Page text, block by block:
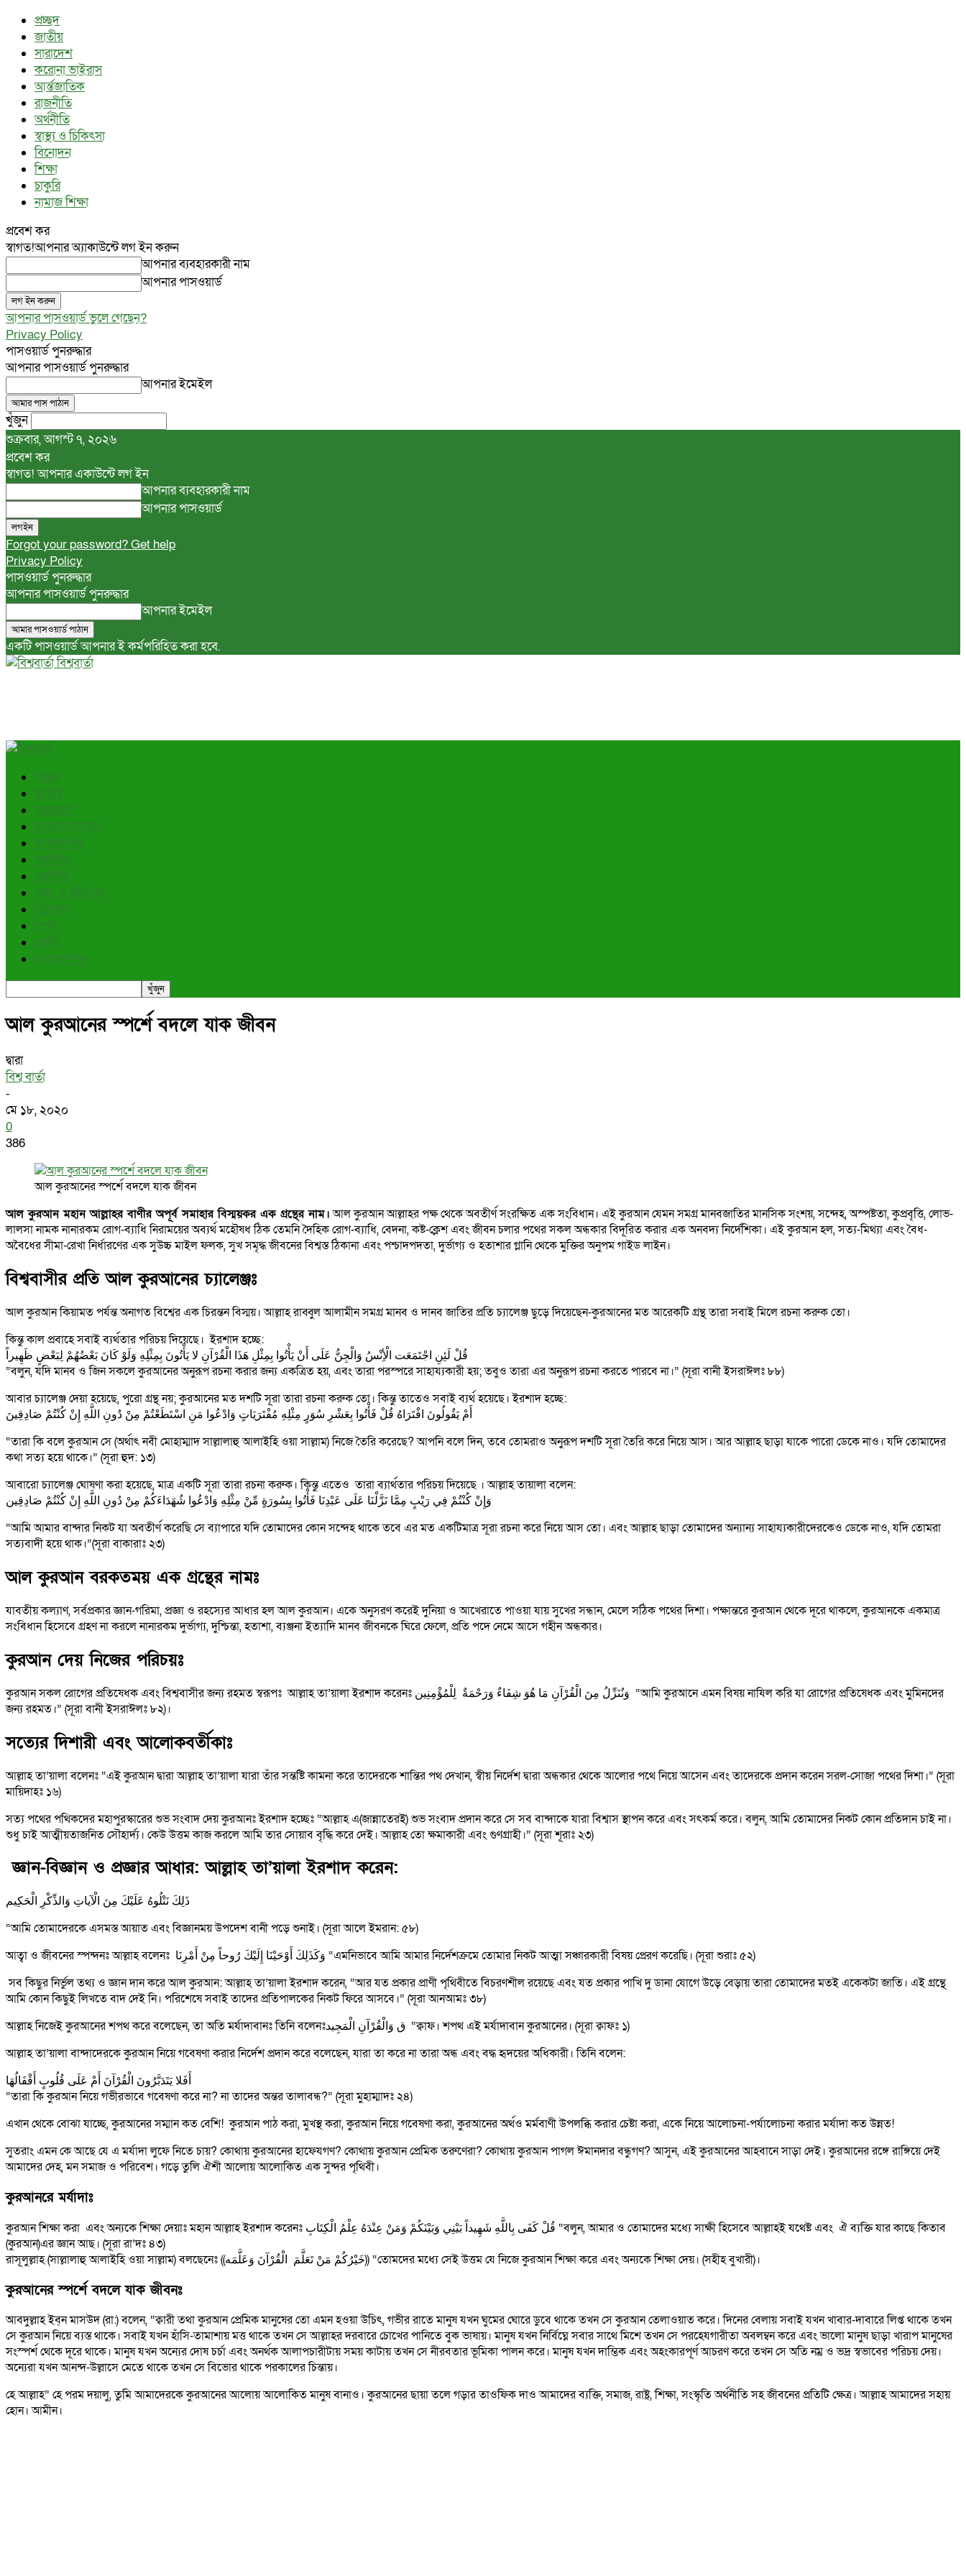
প্রচ্ছদ
জাতীয়
সারাদেশ
করোনা ভাইরাস
আর্ন্তজাতিক
রাজনীতি
অর্থনীতি
স্বাস্থ্য ও চিকিৎসা
বিনোদন
শিক্ষা
চাকুরি
নামাজ শিক্ষা
প্রবেশ কর
স্বাগত!আপনার অ্যাকাউন্টে লগ ইন করুন
আপনার ব্যবহারকারী নাম
আপনার পাসওয়ার্ড
আপনার পাসওয়ার্ড ভুলে গেছেন?
Privacy Policy
পাসওয়ার্ড পুনরুদ্ধার
আপনার পাসওয়ার্ড পুনরুদ্ধার
আপনার ইমেইল
খুঁজুন
শুক্রবার, আগস্ট ৭, ২০২৬
প্রবেশ কর
স্বাগত! আপনার একাউন্টে লগ ইন
আপনার ব্যবহারকারী নাম
আপনার পাসওয়ার্ড
Forgot your password? Get help
Privacy Policy
পাসওয়ার্ড পুনরুদ্ধার
আপনার পাসওয়ার্ড পুনরুদ্ধার
আপনার ইমেইল
একটি পাসওয়ার্ড আপনার ই কর্মপরিহিত করা হবে.
বিশ্ববার্তা
প্রচ্ছদ
জাতীয়
সারাদেশ
করোনা ভাইরাস
আর্ন্তজাতিক
রাজনীতি
অর্থনীতি
স্বাস্থ্য ও চিকিৎসা
বিনোদন
শিক্ষা
চাকুরি
নামাজ শিক্ষা
আল কুরআনের স্পর্শে বদলে যাক জীবন
দ্বারা
বিশ্ব বার্তা
-
মে ১৮, ২০২০
0
386
আল কুরআনের স্পর্শে বদলে যাক জীবন
আল কুরআন মহান আল্লাহর বাণীর অপূর্ব সমাহার বিস্ময়কর এক গ্রন্থের নাম।আল কুরআন আল্লাহর পক্ষ থেকে অবতীর্ণ সংরক্ষিত এক সংবিধান। এই কুরআন যেমন সমগ্র মানবজাতির মানসিক সংশয়, সন্দেহ, অস্পষ্টতা, কুপ্রবৃত্তি, লোভ-
লালসা নামক নানারকম রোগ-ব্যাধি নিরাময়ের অব্যর্থ মহৌষধ ঠিক তেমনি দৈহিক রোগ-ব্যাধি, বেদনা, কষ্ট-ক্লেশ এবং জীবন চলার পথের সকল অন্ধকার বিদূরিত করার এক অনবদ্য নির্দেশিকা। এই কুরআন হল, সত্য-মিথ্যা এবং বৈধ-
অবৈধের সীমা-রেখা নির্ধারণের এক সুউচ্চ মাইল ফলক, সুখ সমৃদ্ধ জীবনের বিশ্বস্ত ঠিকানা এবং পশ্চাদপদতা, দুর্ভাগ্য ও হতাশার গ্লানি থেকে মুক্তির অনুপম গাইড লাইন।
বিশ্ববাসীর প্রতি আল কুরআনের চ্যালেঞ্জঃ
আল কুরআন কিয়ামত পর্যন্ত অনাগত বিশ্বের এক চিরন্তন বিস্ময়। আল্লাহ রাব্বুল আলামীন সমগ্র মানব ও দানব জাতির প্রতি চ্যালেঞ্জ ছুড়ে দিয়েছেন-কুরআনের মত আরেকটি গ্রন্থ তারা সবাই মিলে রচনা করুক তো।
কিন্তু কাল প্রবাহে সবাই ব্যর্থতার পরিচয় দিয়েছে। ইরশাদ হচ্ছে:
قُلْ لَئِنِ اجْتَمَعَت الْأِنْسُ وَالْجِنُّ عَلَى أَنْ يَأْتُوا بِمِثْلِ هَذَا الْقُرْآنِ لا يَأْتُونَ بِمِثْلِهِ وَلَوْ كَانَ بَعْضُهُمْ لِبَعْضٍ ظَهِيراً
“বলুন, যদি মানব ও জিন সকলে কুরআনের অনুরূপ রচনা করার জন্য একত্রিত হয়, এবং তারা পরস্পরে সাহায্যকারী হয়; তবুও তারা এর অনুরূপ রচনা করতে পারবে না।” (সূরা বানী ইসরাঈলঃ ৮৮)
আবার চ্যালেঞ্জ দেয়া হয়েছে, পুরো গ্রন্থ নয়; কুরআনের মত দশটি সূরা তারা রচনা করুক তো। কিন্তু তাতেও সবাই ব্যর্থ হয়েছে। ইরশাদ হচ্ছে:
“তারা কি বলে কুরআন সে (অর্থাৎ নবী মোহাম্মাদ সাল্লালাহু আলাইহি ওয়া সাল্লাম) নিজে তৈরি করেছে? আপনি বলে দিন, তবে তোমরাও অনুরূপ দশটি সূরা তৈরি করে নিয়ে আস। আর আল্লাহ ছাড়া যাকে পারো ডেকে নাও। যদি তোমাদের
কথা সত্য হয়ে থাকে।” (সূরা হুদ: ১৩)
আবারো চ্যালেঞ্জ ঘোষণা করা হয়েছে, মাত্র একটি সূরা তারা রচনা করুক। কিন্তু এতেও তারা ব্যার্থতার পরিচয় দিয়েছে । আল্লাহ তায়ালা বলেন:
“আমি আমার বান্দার নিকট যা অবতীর্ণ করেছি সে ব্যাপারে যদি তোমাদের কোন সন্দেহ থাকে তবে এর মত একটিমাত্র সূরা রচনা করে নিয়ে আস তো। এবং আল্লাহ ছাড়া তোমাদের অন্যান্য সাহায্যকারীদেরকেও ডেকে নাও, যদি তোমরা
সত্যবাদী হয়ে থাক।”(সূরা বাকারাঃ ২৩)
আল কুরআন বরকতময় এক গ্রন্থের নামঃ
যাবতীয় কল্যাণ, সর্বপ্রকার জ্ঞান-গরিমা, প্রজ্ঞা ও রহস্যের আধার হল আল কুরআন। একে অনুসরণ করেই দুনিয়া ও আখেরাতে পাওয়া যায় সুখের সন্ধান, মেলে সঠিক পথের দিশা। পক্ষান্তরে কুরআন থেকে দূরে থাকলে, কুরআনকে একমাত্র
সংবিধান হিসেবে গ্রহণ না করলে নানারকম দুর্ভাগ্য, দুশ্চিন্তা, হতাশা, ব্যঞ্জনা ইত্যাদি মানব জীবনকে ঘিরে ফেলে, প্রতি পদে নেমে আসে গহীন অন্ধকার।
কুরআন দেয় নিজের পরিচয়ঃ
কুরআন সকল রোগের প্রতিষেধক এবং বিশ্ববাসীর জন্য রহমত স্বরূপঃ আল্লাহ তা’য়ালা ইরশাদ করেনঃ وَنُنَزِّلُ مِنَ الْقُرْآنِ مَا هُوَ شِفَاءٌ وَرَحْمَةٌ لِلْمُؤْمِنِين “আমি কুরআনে এমন বিষয় নাযিল করি যা রোগের প্রতিষেধক এবং মুমিনদের
জন্য রহমত।” (সূরা বানী ইসরাঈলঃ ৮২)।
সত্যের দিশারী এবং আলোকবর্তীকাঃ
আল্লাহ তা’য়ালা বলেনঃ “এই কুরআন দ্বারা আল্লাহ তা’য়ালা যারা তাঁর সন্তষ্টি কামনা করে তাদেরকে শান্তির পথ দেখান, স্বীয় নির্দেশ দ্বারা অন্ধকার থেকে আলোর পথে নিয়ে আসেন এবং তাদেরকে প্রদান করেন সরল-সোজা পথের দিশা।” (সূরা
মায়িদাহঃ ১৬)
সত্য পথের পথিকদের মহাপুরস্কারের শুভ সংবাদ দেয় কুরআনঃ ইরশাদ হচ্ছেঃ “আল্লাহ এ(জান্নাতেরই) শুভ সংবাদ প্রদান করে সে সব বান্দাকে যারা বিশ্বাস স্থাপন করে এবং সৎকর্ম করে। বলুন, আমি তোমাদের নিকট কোন প্রতিদান চাই না।
শুধু চাই আত্মীয়তাজনিত সৌহার্দ্য। কেউ উত্তম কাজ করলে আমি তার সোয়াব বৃদ্ধি করে দেই। আল্লাহ তো ক্ষমাকারী এবং গুণগ্রাহী।” (সূরা শূরাঃ ২৩)
জ্ঞান-বিজ্ঞান ও প্রজ্ঞার আধার: আল্লাহ তা’য়ালা ইরশাদ করেন:
ذَلِكَ نَتْلُوهُ عَلَيْكَ مِنَ الْآياتِ وَالذِّكْرِ الْحَكِيم
“আমি তোমাদেরকে এসমস্ত আয়াত এবং বিজ্ঞানময় উপদেশ বানী পড়ে শুনাই। (সূরা আলে ইমরান: ৫৮)
আত্বা ও জীবনের স্পন্দনঃ আল্লাহ বলেনঃ وَكَذَلِكَ أَوْحَيْنَا إِلَيْكَ رُوحاً مِنْ أَمْرِنَا “এমনিভাবে আমি আমার নির্দেশক্রমে তোমার নিকট আত্মা সঞ্চারকারী বিষয় প্রেরণ করেছি। (সূরা শুরাঃ ৫২)
সব কিছুর নির্ভুল তথ্য ও জ্ঞান দান করে আল কুরআন: আল্লাহ তা’য়ালা ইরশাদ করেন, “আর যত প্রকার প্রাণী পৃথিবীতে বিচরণশীল রয়েছে এবং যত প্রকার পাখি দু ডানা যোগে উড়ে বেড়ায় তারা তোমাদের মতই একেকটা জাতি। এই গ্রন্থে
আমি কোন কিছুই লিখতে বাদ দেই নি। পরিশেষে সবাই তাদের প্রতিপালকের নিকট ফিরে আসবে।” (সূরা আনআমঃ ৩৮)
আল্লাহ নিজেই কুরআনের শপথ করে বলেছেন, তা অতি মর্যাদাবানঃ তিনি বলেনঃق وَالْقُرْآنِ الْمَجِيد “ক্বাফ। শপথ এই মর্যাদাবান কুরআনের। (সূরা ক্বাফঃ ১)
আল্লাহ তা’য়ালা বান্দাদেরকে কুরআন নিয়ে গবেষণা করার নির্দেশ প্রদান করে বলেছেন, যারা তা করে না তারা অন্ধ এবং বদ্ধ হৃদয়ের অধিকারী। তিনি বলেন:
أَفَلا يَتَدَبَّرُونَ الْقُرْآنَ أَمْ عَلَى قُلُوبٍ أَقْفَالُهَا
“তারা কি কুরআন নিয়ে গভীরভাবে গবেষণা করে না? না তাদের অন্তর তালাবন্ধ?” (সূরা মুহাম্মাদঃ ২৪)
এখান থেকে বোঝা যাচ্ছে, কুরআনের সম্মান কত বেশি! কুরআন পাঠ করা, মুখস্থ করা, কুরআন নিয়ে গবেষণা করা, কুরআনের অর্থও মর্মবাণী উপলব্ধি করার চেষ্টা করা, একে নিয়ে আলোচনা-পর্যালোচনা করার মর্যাদা কত উন্নত!
সুতরাং এমন কে আছে যে এ মর্যাদা লুফে নিতে চায়? কোথায় কুরআনের হাফেযগণ? কোথায় কুরআন প্রেমিক তরুণেরা? কোথায় কুরআন পাগল ঈমানদার বন্ধুগণ? আসুন, এই কুরআনের আহবানে সাড়া দেই। কুরআনের রঙ্গে রাঙ্গিয়ে দেই
আমাদের দেহ, মন সমাজ ও পরিবেশ। গড়ে তুলি ঐশী আলোয় আলোকিত এক সুন্দর পৃথিবী।
কুরআনরে মর্যাদাঃ
কুরআন শিক্ষা করা এবং অন্যকে শিক্ষা দেয়াঃ মহান আল্লাহ ইরশাদ করেনঃ قُلْ كَفَى بِاللَّهِ شَهِيداً بَيْنِي وَبَيْنَكُمْ وَمَنْ عِنْدَهُ عِلْمُ الْكِتَابِ “বলুন, আমার ও তোমাদের মধ্যে সাক্ষী হিসেবে আল্লাহই যথেষ্ট এবং ঐ ব্যক্তি যার কাছে কিতাব
(কুরআন)এর জ্ঞান আছ। (সূরা রা’দঃ ৪৩)
রাসূলুল্লাহ (সাল্লালাহু আলাইহি ওয়া সাল্লাম) বলছেনেঃ ((خَيْرُكُمْ مَنْ تَعَلَّمَ الْقُرْآنَ وَعَلَّمَه)) “তোমদের মধ্যে সেই উত্তম যে নিজে কুরআন শিক্ষা করে এবং অন্যকে শিক্ষা দেয়। (সহীহ বুখারী)।
কুরআনের স্পর্শে বদলে যাক জীবনঃ
আবদুল্লাহ ইব্‌ন মাসউদ (রা:) বলেন, “ক্বারী তথা কুরআন প্রেমিক মানুষের তো এমন হওয়া উচিৎ, গভীর রাতে মানুষ যখন ঘুমের ঘোরে ডুবে থাকে তখন সে কুরআন তেলাওয়াত করে। দিনের বেলায় সবাই যখন খাবার-দাবারে লিপ্ত থাকে তখন
সে কুরআন নিয়ে ব্যস্ত থাকে। সবাই যখন হাঁসি-তামাশায় মত্ত থাকে তখন সে আল্লাহর দরবারে চোখের পানিতে বুক ভাষায়। মানুষ যখন নির্বিঘ্নে সবার সাথে মিশে তখন সে পরহেযগারীতা অবলম্বন করে এবং ভালো মানুষ ছাড়া খারাপ মানুষের
সংস্পর্শ থেকে দূরে থাকে। মানুষ যখন অন্যের দোষ চর্চা এবং অনর্থক আলাপচারীটায় সময় কাটায় তখন সে নীরবতার ভূমিকা পালন করে। মানুষ যখন দাম্ভিক এবং অহংকারপূর্ণ আচরণ করে তখন সে অতি নম্র ও ভদ্র স্বভাবের পরিচয় দেয়।
অন্যেরা যখন আনন্দ-উল্লাসে মেতে থাকে তখন সে বিভোর থাকে পরকালের চিন্তায়।
হে আল্লাহ” হে পরম দয়ালু, তুমি আমাদেরকে কুরআনের আলোয় আলোকিত মানুষ বানাও। কুরআনের ছায়া তলে গড়ার তাওফিক দাও আমাদের ব্যক্তি, সমাজ, রাষ্ট্র, শিক্ষা, সংস্কৃতি অর্থনীতি সহ জীবনের প্রতিটি ক্ষেত্র। আল্লাহ আমাদের সহায়
হোন। আমীন।